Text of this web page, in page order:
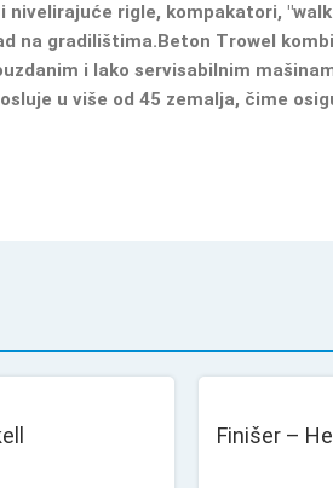
rigle, kompakatori,
na gradilištima.Beton Trowel
i lako servisabilnim
u više od 45 zemalja, čime
Finišer –